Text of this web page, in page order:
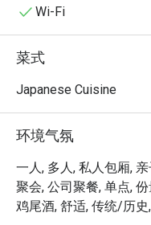
店，是所有在吉隆坡寻
无论是想快速解决晚餐
魅力都将让你回味无穷：
腿肉到香脆的鸡皮，每
香。这份由日籍老板亲
在每一口都能真实感受
道，搭配热闹而温馨的
一段珍藏在心底的美好
Wi-Fi
菜式
Japanese Cuisine
环境气氛
一人, 多人, 私人包厢,
聚会, 公司聚餐, 单点,
鸡尾酒, 舒适, 传统/历史